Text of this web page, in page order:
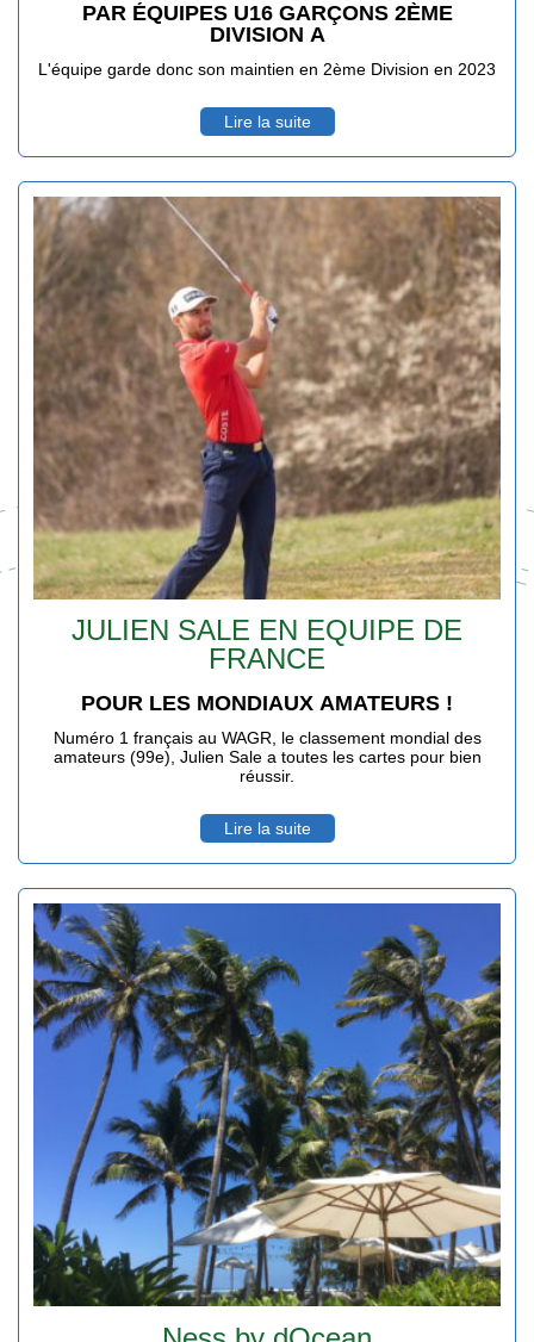
PAR ÉQUIPES U16 GARÇONS 2ÈME
DIVISION A
L'équipe garde donc son maintien en 2ème Division en 2023
Lire la suite
JULIEN SALE EN EQUIPE DE
FRANCE
POUR LES MONDIAUX AMATEURS !
Numéro 1 français au WAGR, le classement mondial des
amateurs (99e), Julien Sale a toutes les cartes pour bien
réussir.
Lire la suite